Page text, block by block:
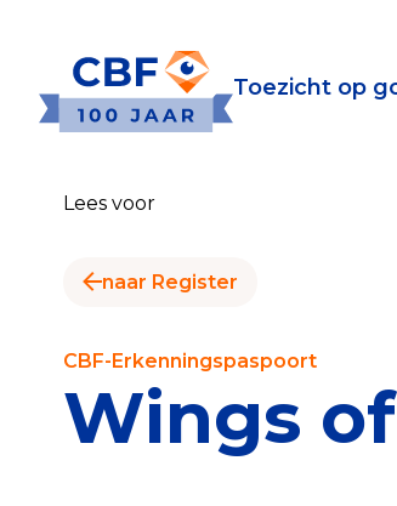
Toezicht op
Toezicht op
Lees voor
naar Register
CBF-Erkenningspaspoort
Wings